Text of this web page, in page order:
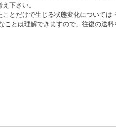
下さい。
とだけで生じる状態変化については
とは理解できますので、往復の送